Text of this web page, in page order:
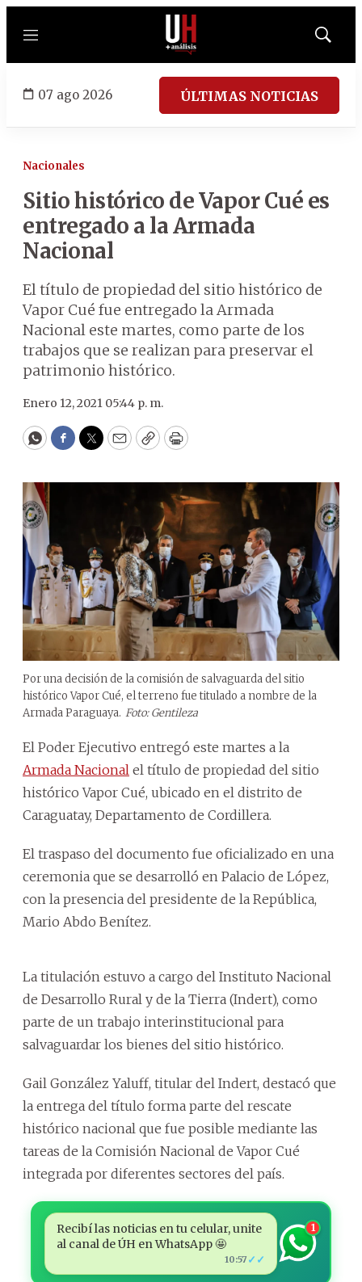
Menú
Mostrar
07 ago 2026 ÚLTIMAS NOTICIAS
Nacionales
Sitio histórico de Vapor Cué es
entregado a la Armada
Nacional
El título de propiedad del sitio histórico de
Vapor Cué fue entregado la Armada
Nacional este martes, como parte de los
trabajos que se realizan para preservar el
patrimonio histórico.
Enero 12, 2021 05:44 p. m.
WhatsApp
Facebook
Twitter
EmailCopyPrint
Por una decisión de la comisión de salvaguarda del sitio
histórico Vapor Cué, el terreno fue titulado a nombre de la
Armada Paraguaya. Foto: Gentileza
El Poder Ejecutivo entregó este martes a la
Armada Nacional el título de propiedad del sitio
histórico Vapor Cué, ubicado en el distrito de
Caraguatay, Departamento de Cordillera.
El traspaso del documento fue oficializado en una
ceremonia que se desarrolló en Palacio de López,
con la presencia del presidente de la República,
Mario Abdo Benítez.
La titulación estuvo a cargo del Instituto Nacional
de Desarrollo Rural y de la Tierra (Indert), como
parte de un trabajo interinstitucional para
salvaguardar los bienes del sitio histórico.
Gail González Yaluff, titular del Indert, destacó que
la entrega del título forma parte del rescate
histórico nacional que fue posible mediante las
tareas de la Comisión Nacional de Vapor Cué
integrada por diferentes sectores del país.
Recibí las noticias en tu celular, unite
al canal de ÚH en WhatsApp 🤩
10:57 ✓✓
1